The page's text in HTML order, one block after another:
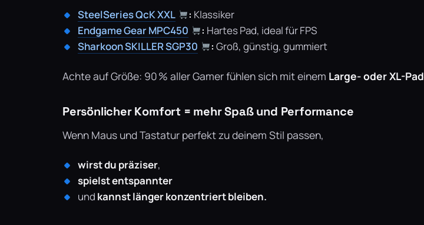
SteelSeries QcK XXL : Klassiker
Endgame Gear MPC450
: Hartes Pad, ideal für FPS
Sharkoon SKILLER SGP30
: Groß, günstig, gummiert
Achte auf Größe: 90 % aller Gamer fühlen sich mit einem Large- oder XL-Pad
Persönlicher Komfort = mehr Spaß und Performance
Wenn Maus und Tastatur perfekt zu deinem Stil passen,
wirst du präziser,
spielst entspannter
und kannst länger konzentriert bleiben.